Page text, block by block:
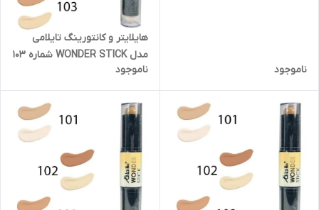
ناموجود
هایلایتر و کانتورینگ تایلامی
مدل WONDER STICK شماره 103
ناموجود